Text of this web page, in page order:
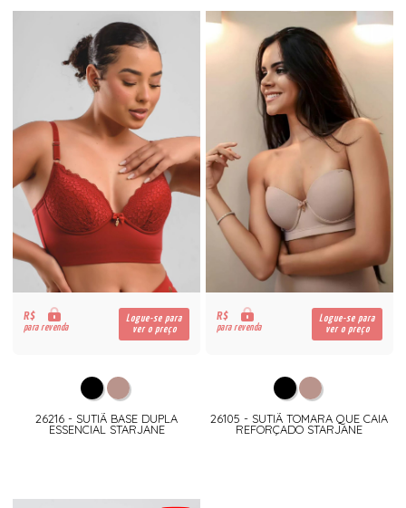
R$
para revenda
Logue-se para
ver o preço
26216 - SUTIÃ BASE DUPLA
ESSENCIAL STARJANE
R$
para revenda
Logue-se para
ver o preço
26105 - SUTIÃ TOMARA QUE CAIA
REFORÇADO STARJANE